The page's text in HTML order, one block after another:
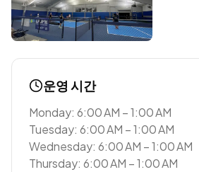
운영 시간
Monday: 6:00 AM – 1:00 AM
Tuesday: 6:00 AM – 1:00 AM
Wednesday: 6:00 AM – 1:00 AM
Thursday: 6:00 AM – 1:00 AM